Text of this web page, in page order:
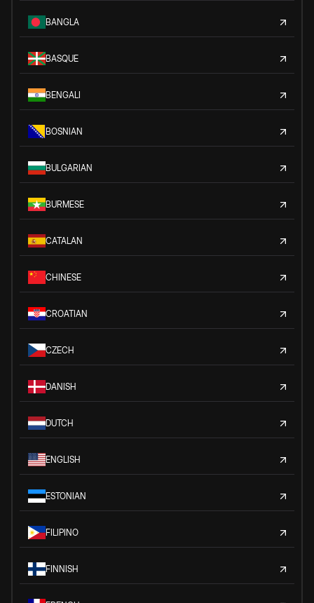
BANGLA
BASQUE
BENGALI
BOSNIAN
BULGARIAN
BURMESE
CATALAN
CHINESE
CROATIAN
CZECH
DANISH
DUTCH
ENGLISH
ESTONIAN
FILIPINO
FINNISH